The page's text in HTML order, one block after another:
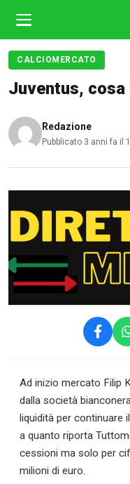
CALCIOMERCATO
Juventus,
Redazione
Pubblicato 3 anni fa il
Ad inizio mercato Filip
dalla società
liquidità per continuare
a quanto riporta
cessioni ma solo per
milioni di euro.